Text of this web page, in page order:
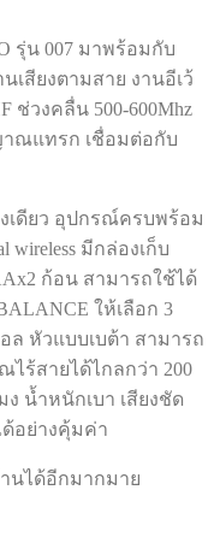
รุ่น 007 มาพร้อมกับ
เสียงตามสาย งานอีเว้
ช่วงคลื่น 500-600Mhz
ณแทรก เชื่อมต่อกับ
เดียว อุปกรณ์ครบพร้อม
wireless มีกล่องเก็บ
ก้อน สามารถใช้ได้
ให้เลือก 3
ล หัวแบบเบต้า สามารถ
ร้สายได้ไกลกว่า 200
ง น้ำหนักเบา เสียงชัด
ด้อย่างคุ้มค่า
นได้อีกมากมาย